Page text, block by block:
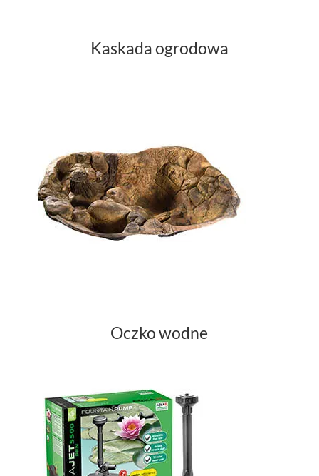
Kaskada ogrodowa
Oczko wodne